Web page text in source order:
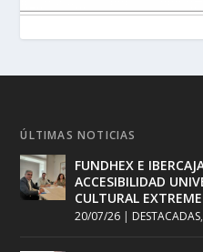
ÚLTIMAS NOTICIAS
FUNDHEX E
ACCESIBILIDAD
CULTURAL
20/07/26 | DESTACADAS,